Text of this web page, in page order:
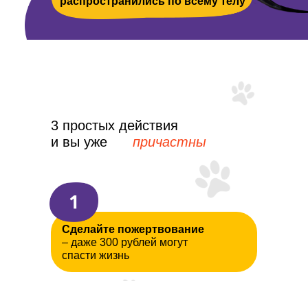
3 простых действия
и вы уже
причастны
– даже 300 рублей могут
спасти жизнь
Сделайте пожертвование